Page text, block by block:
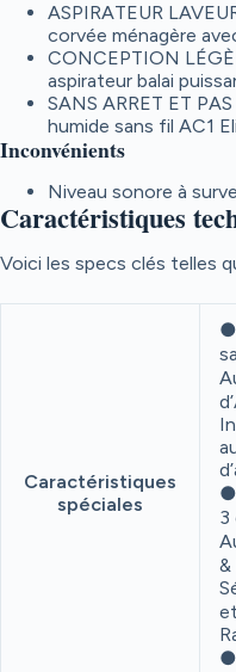
ASPIRATEUR
corvée ménagère
CONCEPTION
aspirateur balai
SANS ARRET ET
humide sans fil AC1
Inconvénients
Niveau sonore à
Caractéristiques
Voici les specs clés telles
Caractéristiques
spéciales
●
●
3
●